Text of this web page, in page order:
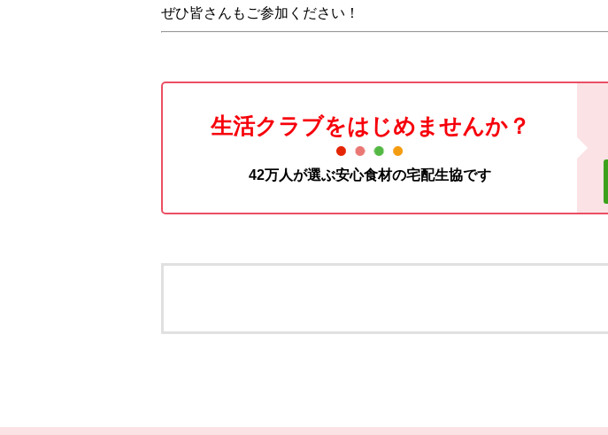
ぜひ皆さんもご参加ください！
生活クラブをはじめませんか？
42万人が選ぶ安心食材の宅配生協です